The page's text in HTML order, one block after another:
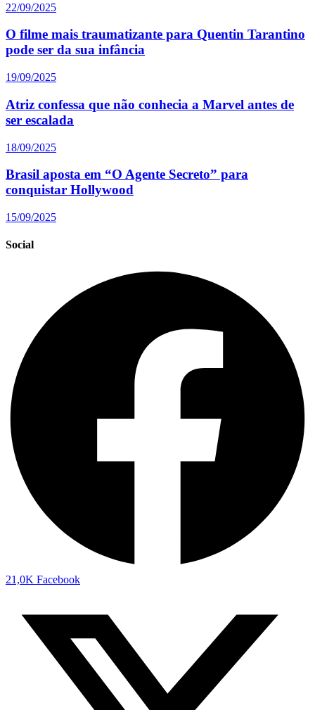
22/09/2025
O filme mais traumatizante para Quentin Tarantino
pode ser da sua infância
19/09/2025
Atriz confessa que não conhecia a Marvel antes de
ser escalada
18/09/2025
Brasil aposta em “O Agente Secreto” para
conquistar Hollywood
15/09/2025
Social
21,0K Facebook